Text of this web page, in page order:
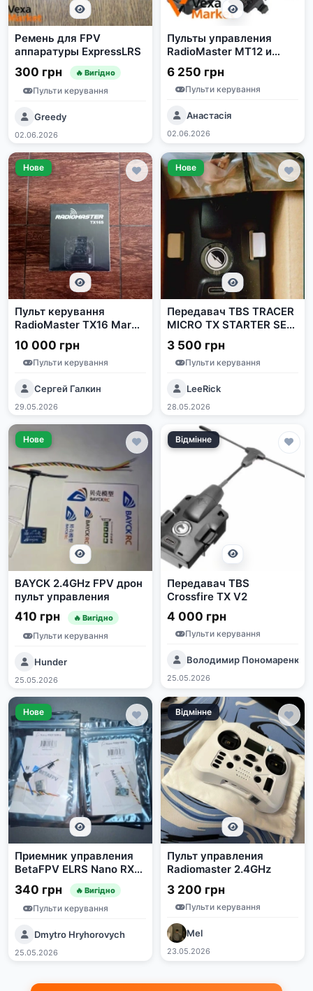
Ремень для FPV
аппаратуры ExpressLRS
300 грн 🔥 Вигідно
Пульти керування
Greedy
02.06.2026
Пульты управления
RadioMaster MT12 и
Jumper T15 для FPV
дронов
6 250 грн
Пульти керування
Анастасія
02.06.2026
Нове
Пульт керування
RadioMaster TX16 Mark
II (ELRS, Hall V4.0)
10 000 грн
Пульти керування
Сергей Галкин
29.05.2026
Нове
Передавач TBS TRACER
MICRO TX STARTER SET
2.4GHz (1 TX, 3 RX)
3 500 грн
Пульти керування
LeeRick
28.05.2026
Нове
BAYCK 2.4GHz FPV дрон
пульт управления
410 грн 🔥 Вигідно
Пульти керування
Hunder
25.05.2026
Відмінне
Передавач TBS
Crossfire TX V2
4 000 грн
Пульти керування
Володимир Пономаренко
25.05.2026
Нове
Приемник управления
BetaFPV ELRS Nano RX
915MHz
340 грн 🔥 Вигідно
Пульти керування
Dmytro Hryhorovych
25.05.2026
Відмінне
Пульт управления
Radiomaster 2.4GHz
3 200 грн
Пульти керування
Mel
23.05.2026